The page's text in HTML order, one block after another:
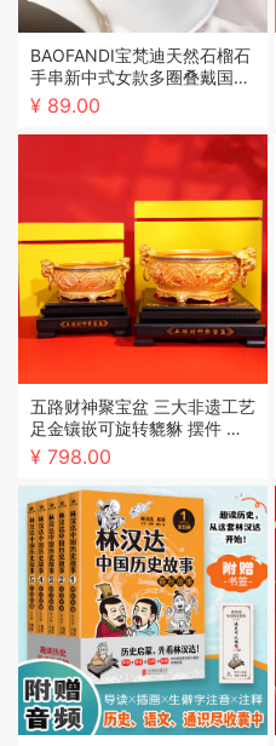
BAOFANDI宝梵迪天然石榴石
手串新中式女款多圈叠戴国风
福牌百搭玛瑙系列手链BF
¥ 89.00
五路财神聚宝盆 三大非遗工艺
足金镶嵌可旋转貔貅 摆件 限
量收藏款 开业乔迁礼品
¥ 798.00